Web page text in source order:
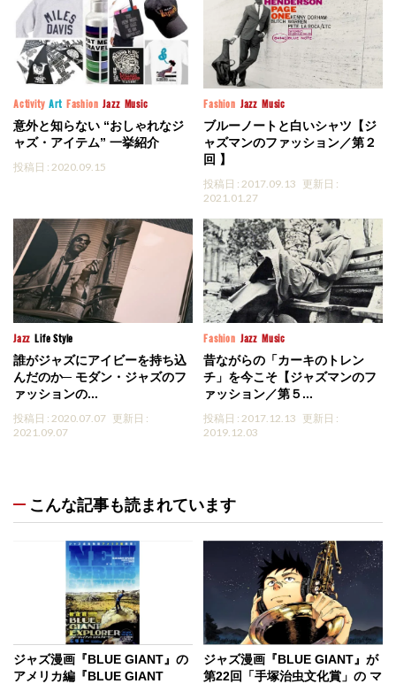
Activity Art Fashion Jazz Music
意外と知らない “おしゃれなジ
ャズ・アイテム” 一挙紹介
投稿日 : 2020.09.15
Fashion Jazz Music
ブルーノートと白いシャツ【ジ
ャズマンのファッション／第２
回 】
投稿日 : 2017.09.13 更新日 :
2021.01.27
Jazz Life Style
誰がジャズにアイビーを持ち込
んだのか─ モダン・ジャズのフ
ァッションの...
投稿日 : 2020.07.07 更新日 :
2021.09.07
Fashion Jazz Music
昔ながらの「カーキのトレン
チ」を今こそ【ジャズマンのフ
ァッション／第５...
投稿日 : 2017.12.13 更新日 :
2019.12.03
こんな記事も読まれています
ジャズ漫画『BLUE GIANT』の
アメリカ編『BLUE GIANT
ジャズ漫画『BLUE GIANT』が
第22回「手塚治虫文化賞」の マ